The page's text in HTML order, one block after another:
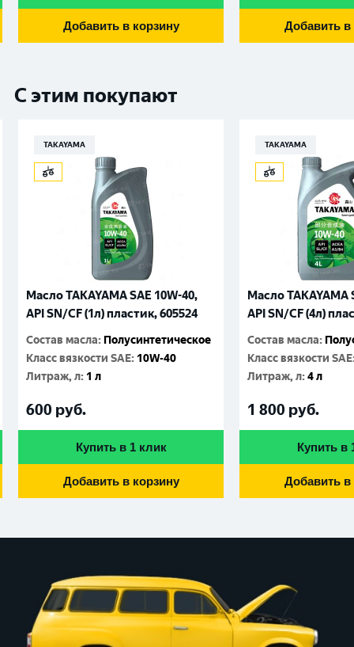
Добавить в корзину Добавить в
С этим покупают
TAKAYAMA
Масло TAKAYAMA SAE 10W-40,
API SN/CF (1л) пластик, 605524
Состав масла: Полусинтетическое
Класс вязкости SAE: 10W-40
Литраж, л: 1 л
600 руб.
Купить в 1 клик
Добавить в корзину
TAKAYAMA
Масло TAKAYAMA
API SN/CF (4л)
Состав масла:
Класс вязкости SAE
Литраж, л:4 л
1 800 руб.
Купить в
Добавить в